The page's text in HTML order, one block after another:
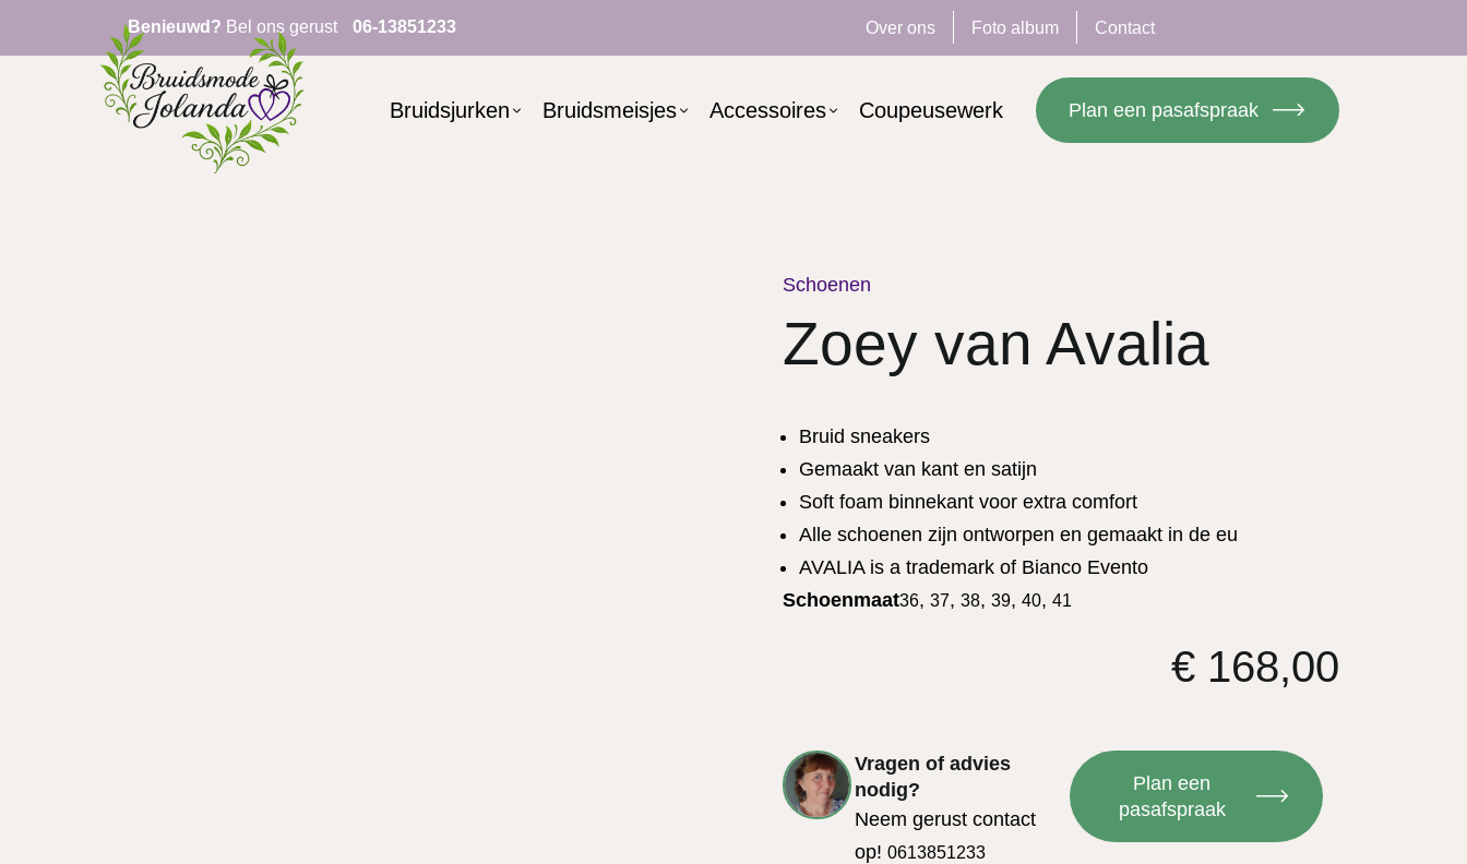
Benieuwd? Bel ons gerust 06-13851233 Over ons Foto album Contact
Bruidsjurken Bruidsmeisjes Accessoires Coupeusewerk Plan een pasafspraak
Schoenen
Zoey van Avalia
Bruid sneakers
Gemaakt van kant en satijn
Soft foam binnekant voor extra comfort
Alle schoenen zijn ontworpen en gemaakt in de eu
AVALIA is a trademark of Bianco Evento
Schoenmaat36, 37, 38, 39, 40, 41
€ 168,00
Vragen of advies
nodig?
Neem gerust contact
op!0613851233
Plan een
pasafspraak